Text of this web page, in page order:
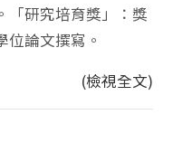
「研究培育獎」：獎
論文撰寫。
(檢視全文)